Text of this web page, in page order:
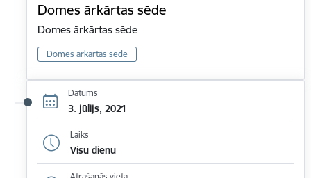
Domes ārkārtas sēde
Domes ārkārtas sēde
Domes ārkārtas sēde
Datums
3. jūlijs, 2021
Laiks
Visu dienu